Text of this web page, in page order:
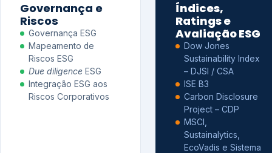
Governança e
Riscos
Governança ESG
Mapeamento de
Riscos ESG
Due diligence ESG
Integração ESG aos
Riscos Corporativos
Índices,
Ratings e
Avaliação ESG
Dow Jones
Sustainability Index
– DJSI / CSA
ISE B3
Carbon Disclosure
Project – CDP
MSCI,
Sustainalytics,
EcoVadis e Sistema